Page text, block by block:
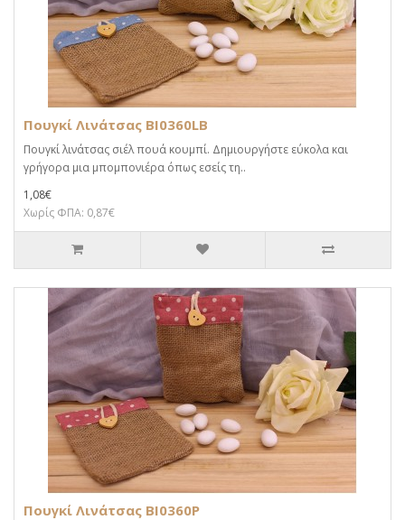
Πουγκί Λινάτσας BI0360LB
Πουγκί λινάτσας σιέλ πουά κουμπί. Δημιουργήστε εύκολα και
γρήγορα μια μπομπονιέρα όπως εσείς τη..
1,08€
Χωρίς ΦΠΑ: 0,87€
Πουγκί Λινάτσας BI0360P